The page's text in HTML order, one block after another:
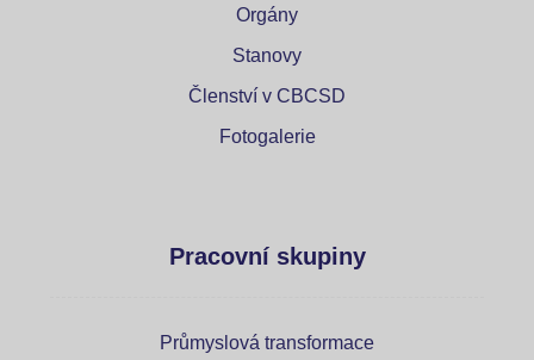
Orgány
Stanovy
Členství v CBCSD
Fotogalerie
Pracovní skupiny
Průmyslová transformace